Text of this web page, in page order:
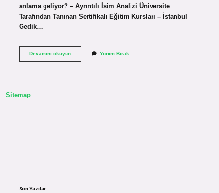
anlama geliyor? – Ayrıntılı İsim Analizi Üniversite
Tarafından Tanınan Sertifikalı Eğitim Kursları – İstanbul
Gedik…
Devamını okuyunFeyzullahın Yorum Bırak
Sitemap
Son Yazılar